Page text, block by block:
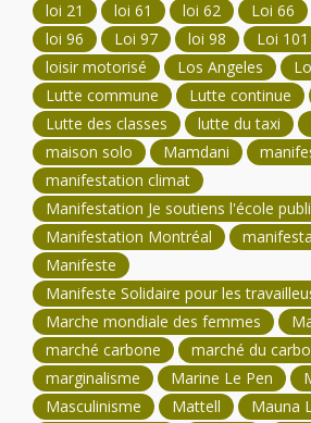
loi 21 loi 61 loi 62 Loi 66
loi 96
Loi 97 loi 98 Loi 101
loisir motorisé
Los Angeles
Lutte commune
Lutte continue
Lutte des classes
lutte du taxi
maison solo
Mamdani
manifestation climat
Manifestation Je soutiens l'école
Manifestation Montréal
Manifeste
Manifeste Solidaire pour les
Marche mondiale des femmes
marché carbone
marché du
marginalisme
Marine Le Pen
Masculinisme
Mattell
Mauna